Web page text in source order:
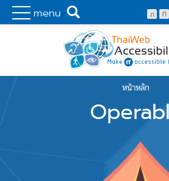
menu
Skip to main content
พัฒนาเว็บไซต์ที่ทุกคนเข้าถึงได้ที่แรก
Search
หน้าหลัก